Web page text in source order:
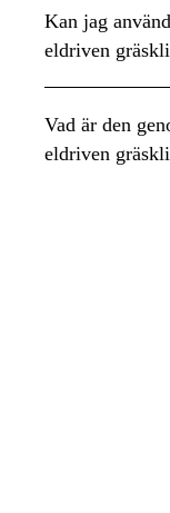
Kan jag
eldriven
Mulch (Bioclip).
eller utan
Vad är den
eldriven